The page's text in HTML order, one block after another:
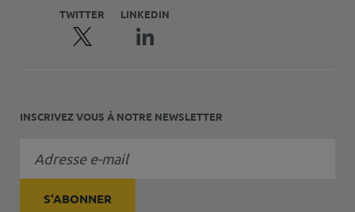
TWITTER LINKEDIN
INSCRIVEZ VOUS À NOTRE NEWSLETTER